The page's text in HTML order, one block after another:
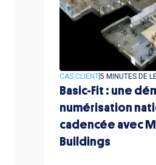
CAS CLIENT5 MINUTES DE
Basic-Fit : une
numérisation
cadencée avec
Buildings